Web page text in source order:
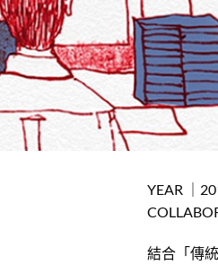
YEAR ｜
結合「傳